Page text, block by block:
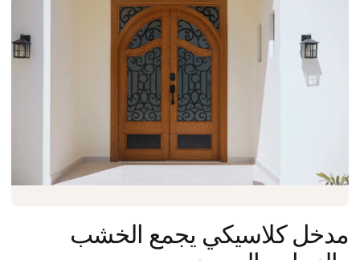
مدخل كلاسيكي يجمع الخشب